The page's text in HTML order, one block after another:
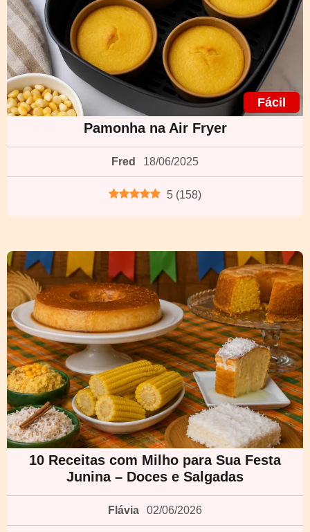
Fácil
Pamonha na Air Fryer
Fred 18/06/2025
5 (158)
10 Receitas com Milho para Sua Festa
Junina – Doces e Salgadas
Flávia 02/06/2026